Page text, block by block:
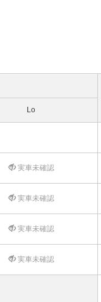
Lo
実車未確認
実車未確認
実車未確認
実車未確認